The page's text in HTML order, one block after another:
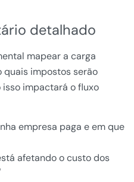
detalhado
mapear a carga
impostos serão
impactará o fluxo
empresa paga e em que
afetando o custo dos